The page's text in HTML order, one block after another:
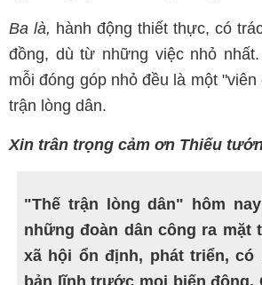
Ba là, hành động thiết thực, có
đồng, dù từ những việc nhỏ
mỗi đóng góp nhỏ đều là một
trận lòng dân.
Xin trân trọng cảm ơn Thiếu
"Thế trận lòng dân" hôm
những đoàn dân công ra mặt
xã hội ổn định, phát triển, có